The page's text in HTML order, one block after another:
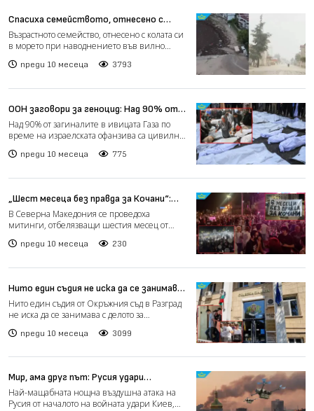
Спасиха семейството, отнесено с
автомобила си в морето при водния ад в
Елените
Възрастното семейство, отнесено с колата си
в морето при наводнението във вилно
преди 10 месеца 3793
ООН заговори за геноцид: Над 90% от
загиналите в Газа са цивилни (видео)
Над 90% от загиналите в ивицата Газа по
време на израелската офанзива са цивилни,
преди 10 месеца 775
„Шест месеца без правда за Кочани“:
Мирно шествие в Северна Македония за
загиналите в дискотека "Пулс" (видео)
В Северна Македония се проведоха
митинги, отбелязващи шестия месец от
преди 10 месеца 230
Нито един съдия не иска да се занимава
с делото за тежката катастрофа в
Разград
Нито един съдия от Окръжния съд в Разград
не иска да се занимава с делото за
преди 10 месеца 3099
Мир, ама друг път: Русия удари
правителствената сграда в Украйна
Най-мащабната нощна въздушна атака на
Русия от началото на войната удари Киев,